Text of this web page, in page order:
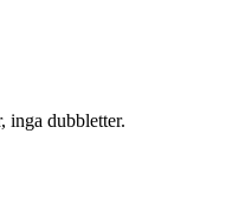
inga dubbletter.